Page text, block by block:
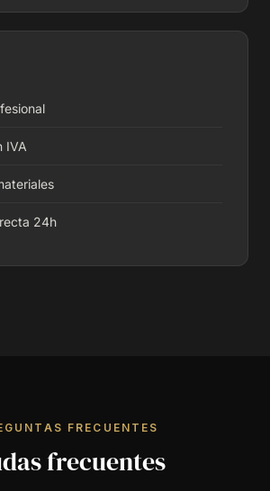
IVA
24h
FRECUENTES
frecuentes